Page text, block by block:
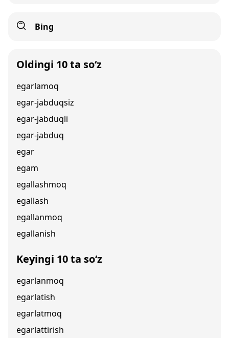
Bing
Oldingi 10 ta so‘z
egarlamoq
egar-jabduqsiz
egar-jabduqli
egar-jabduq
egar
egam
egallashmoq
egallash
egallanmoq
egallanish
Keyingi 10 ta so‘z
egarlanmoq
egarlatish
egarlatmoq
egarlattirish